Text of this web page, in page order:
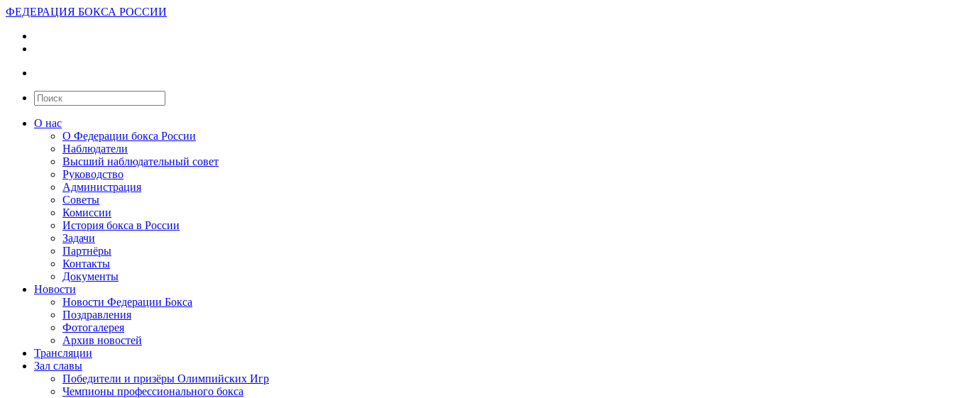
ФЕДЕРАЦИЯ БОКСА РОССИИ
О нас
О Федерации бокса России
Наблюдатели
Высший наблюдательный совет
Руководство
Администрация
Советы
Комиссии
История бокса в России
Задачи
Партнёры
Контакты
Документы
Новости
Новости Федерации Бокса
Поздравления
Фотогалерея
Архив новостей
Трансляции
Зал славы
Победители и призёры Олимпийских Игр
Чемпионы профессионального бокса